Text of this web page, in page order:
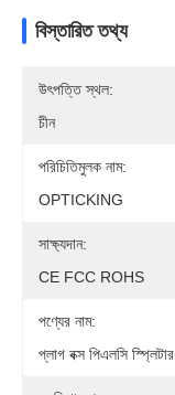
বিস্তারিত তথ্য
উৎপত্তি স্থল:
চীন
পরিচিতিমুলক নাম:
OPTICKING
সাক্ষ্যদান:
CE FCC ROHS
পণ্যের নাম:
প্লাগ বক্স পিএলসি স্প্লিটার